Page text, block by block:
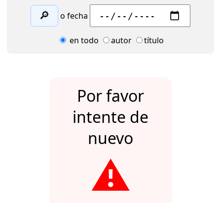
🔎 o fecha
en todo autor título
Por favor
intente de
nuevo
⚠️